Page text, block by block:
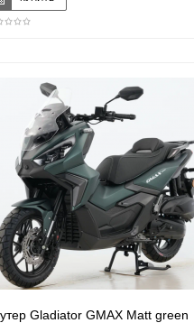
Gladiator GMAX Matt green